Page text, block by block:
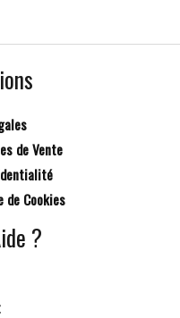
de Vente
de Cookies
?